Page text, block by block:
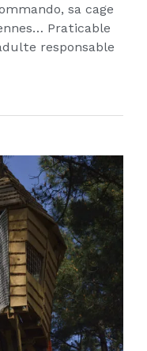
sa cage
Praticable
responsable